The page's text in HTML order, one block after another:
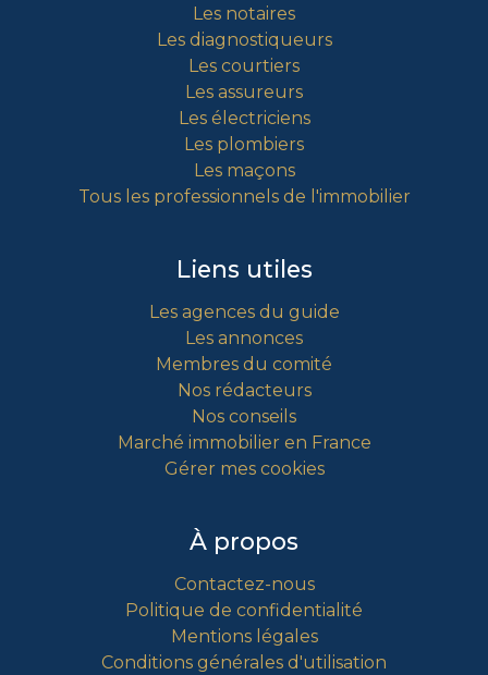
Les notaires
Les diagnostiqueurs
Les courtiers
Les assureurs
Les électriciens
Les plombiers
Les maçons
Tous les professionnels de l'immobilier
Liens utiles
Les agences du guide
Les annonces
Membres du comité
Nos rédacteurs
Nos conseils
Marché immobilier en France
Gérer mes cookies
À propos
Contactez-nous
Politique de confidentialité
Mentions légales
Conditions générales d'utilisation